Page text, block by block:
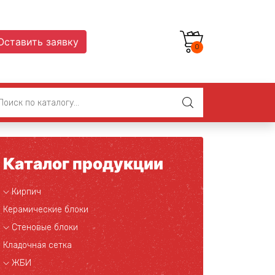
заявку 0
Каталог продукции
Кирпич
Керамические блоки
Стеновые блоки
Кладочная сетка
ЖБИ